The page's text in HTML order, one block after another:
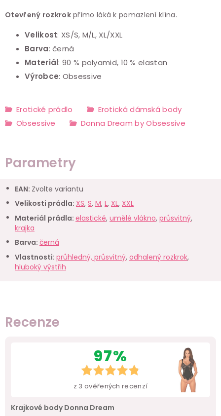
Otevřený rozkrokpřímo láká k pomazlení klína.
Velikost: XS/S, M/L, XL/XXL
Barva: černá
Materiál: 90 % polyamid, 10 % elastan
Výrobce: Obsessive
Erotické prádlo
Erotická dámská body
Obsessive
Donna Dream by Obsessive
Parametry
EAN: Zvolte variantu
Velikosti prádla: XS, S, M, L, XL, XXL
Materiál prádla: elastické, umělé vlákno, průsvitný,
krajka
Barva: černá
Vlastnosti: průhledný, průsvitný, odhalený rozkrok,
hluboký výstřih
Recenze
97%
z 3 ověřených recenzí
Krajkové body Donna Dream